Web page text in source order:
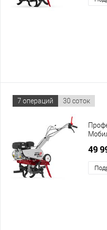
7 операций 30 соток
49